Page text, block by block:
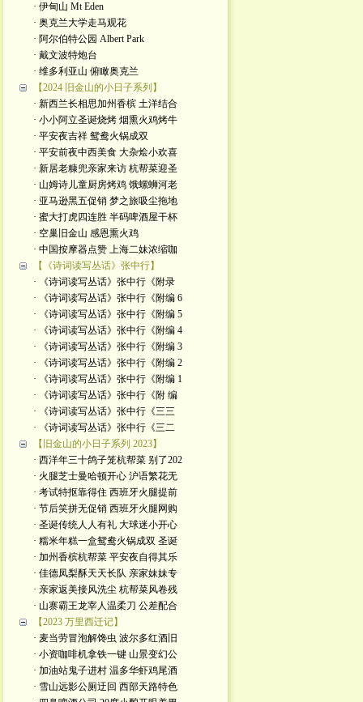
· 伊甸山 Mt Eden
· 奥克兰大学走马观花
· 阿尔伯特公园 Albert Park
· 戴文波特炮台
· 维多利亚山 俯瞰奥克兰
【2024 旧金山的小日子系列】
· 新西兰长相思加州香槟 土洋结合
· 小小阿立圣诞烧烤 烟熏火鸡烤牛
· 平安夜吉祥 鸳鸯火锅成双
· 平安前夜中西美食 大杂烩小欢喜
· 新居老糠兜亲家来访 杭帮菜迎圣
· 山姆诗儿童厨房烤鸡 饿螺蛳河老
· 亚马逊黑五促销 梦之旅吸尘拖地
· 蜜大打虎四连胜 半码啤酒屋干杯
· 空巢旧金山 感恩熏火鸡
· 中国按摩器点赞 上海二妹浓缩咖
【《诗词读写丛话》张中行】
· 《诗词读写丛话》张中行《附录
· 《诗词读写丛话》张中行《附编 6
· 《诗词读写丛话》张中行《附编 5
· 《诗词读写丛话》张中行《附编 4
· 《诗词读写丛话》张中行《附编 3
· 《诗词读写丛话》张中行《附编 2
· 《诗词读写丛话》张中行《附编 1
· 《诗词读写丛话》张中行《附 编
· 《诗词读写丛话》张中行《三三
· 《诗词读写丛话》张中行《三二
【旧金山的小日子系列 2023】
· 西洋年三十鸽子笼杭帮菜 别了202
· 火腿芝士曼哈顿开心 沪语繁花无
· 考试特抠靠得住 西班牙火腿提前
· 节后笑拼无促销 西班牙火腿网购
· 圣诞传统人人有礼 大球迷小开心
· 糯米年糕一盒鸳鸯火锅成双 圣诞
· 加州香槟杭帮菜 平安夜自得其乐
· 佳德凤梨酥天天长队 亲家妹妹专
· 亲家返美接风洗尘 杭帮菜风卷残
· 山寨霸王龙宰人温柔刀 公差配合
【2023 万里西迁记】
· 麦当劳冒泡解馋虫 波尔多红酒旧
· 小资咖啡机拿铁一键 山景变幻公
· 加油站鬼子进村 温多华虾鸡尾酒
· 雪山远影公厕迂回 西部天路特色